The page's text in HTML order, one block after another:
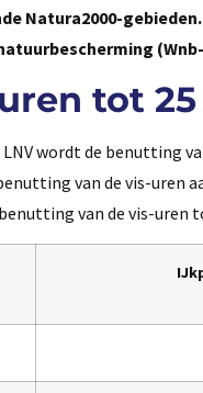
Natura2000-
tot
wordt de benutting
van de vis-
van de vis-